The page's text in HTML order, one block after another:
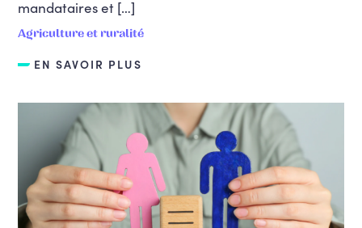
mandataires et […]
Agriculture et ruralité
EN SAVOIR PLUS